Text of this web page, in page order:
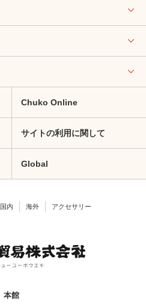
Chuko Online
サイトの利用に関して
Global
国内 海外 アクセサリー
本館